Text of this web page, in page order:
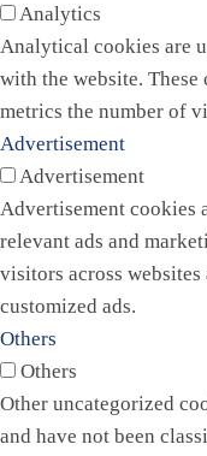
Analytics
Analytical cookies are
with the website.
metrics the number of
Advertisement
Advertisement
Advertisement cookies
relevant ads and
visitors across
customized ads.
Others
Others
Other uncategorized
and have not been